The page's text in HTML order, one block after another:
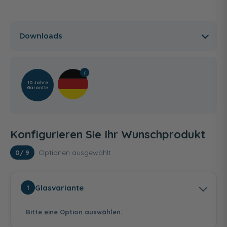
Downloads
10 Jahre
Garantie
Konfigurieren Sie Ihr Wunschprodukt
0/ 9 Optionen ausgewählt
1 Glasvariante
Bitte eine Option auswählen.